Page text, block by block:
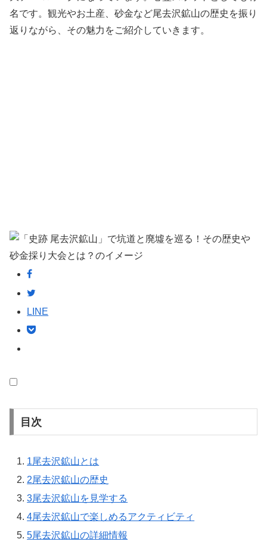
名です。観光やお土産、砂金など尾去沢鉱山の歴史を振り
返りながら、その魅力をご紹介していきます。
LINE
目次
1尾去沢鉱山とは
2尾去沢鉱山の歴史
3尾去沢鉱山を見学する
4尾去沢鉱山で楽しめるアクティビティ
5尾去沢鉱山の詳細情報